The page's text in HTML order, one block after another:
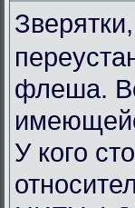
флеша.
У кого